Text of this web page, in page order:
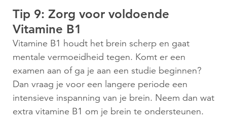
Tip 9: Zorg voor voldoende
Vitamine B1
Vitamine B1 houdt het brein scherp en gaat
mentale vermoeidheid tegen. Komt er een
examen aan of ga je aan een studie beginnen?
Dan vraag je voor een langere periode een
intensieve inspanning van je brein. Neem dan wat
extra vitamine B1 om je brein te ondersteunen.